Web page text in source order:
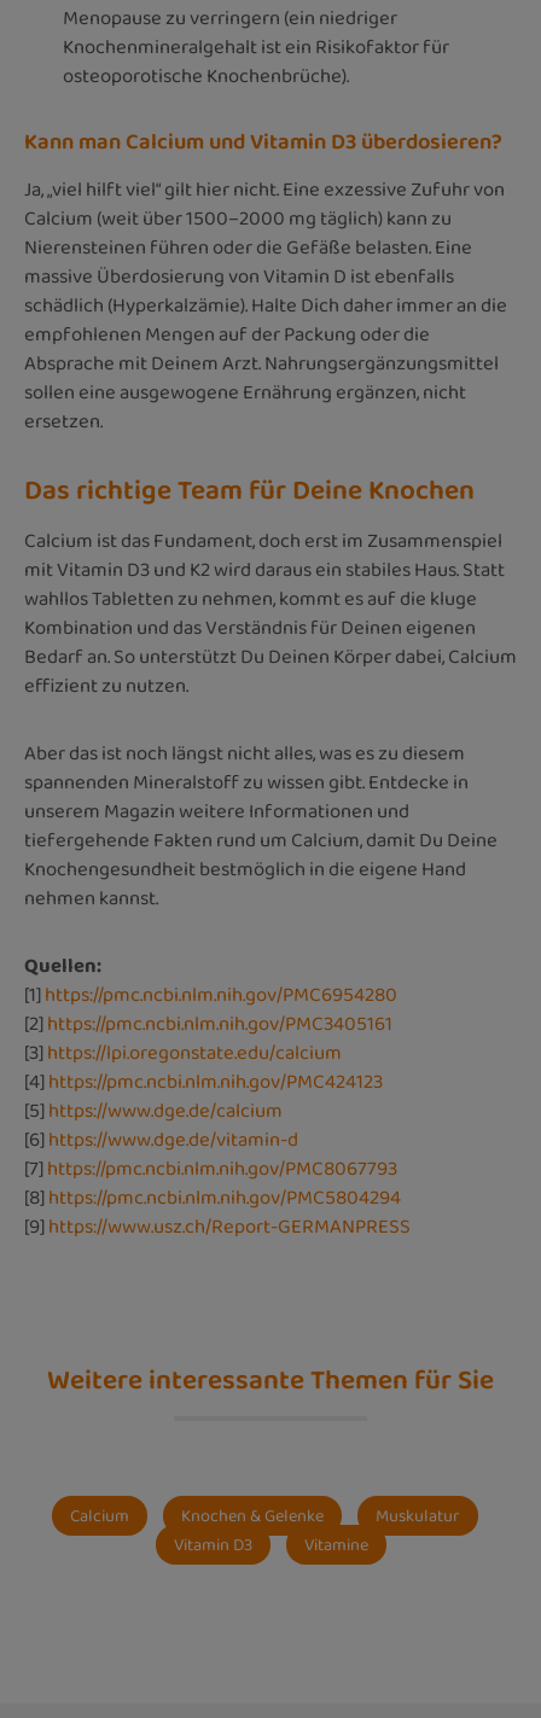
Menopause zu verringern (ein niedriger
Knochenmineralgehalt ist ein Risikofaktor für
osteoporotische Knochenbrüche).
Kann man Calcium und Vitamin D3 überdosieren?
Ja, „viel hilft viel“ gilt hier nicht. Eine exzessive Zufuhr von
Calcium (weit über 1500–2000 mg täglich) kann zu
Nierensteinen führen oder die Gefäße belasten. Eine
massive Überdosierung von Vitamin D ist ebenfalls
schädlich (Hyperkalzämie). Halte Dich daher immer an die
empfohlenen Mengen auf der Packung oder die
Absprache mit Deinem Arzt. Nahrungsergänzungsmittel
sollen eine ausgewogene Ernährung ergänzen, nicht
ersetzen.
Das richtige Team für Deine Knochen
Calcium ist das Fundament, doch erst im Zusammenspiel
mit Vitamin D3 und K2 wird daraus ein stabiles Haus. Statt
wahllos Tabletten zu nehmen, kommt es auf die kluge
Kombination und das Verständnis für Deinen eigenen
Bedarf an. So unterstützt Du Deinen Körper dabei, Calcium
effizient zu nutzen.
Aber das ist noch längst nicht alles, was es zu diesem
spannenden Mineralstoff zu wissen gibt. Entdecke in
unserem Magazin weitere Informationen und
tiefergehende Fakten rund um Calcium, damit Du Deine
Knochengesundheit bestmöglich in die eigene Hand
nehmen kannst.
Quellen:
[1]https://pmc.ncbi.nlm.nih.gov/PMC6954280
[2]https://pmc.ncbi.nlm.nih.gov/PMC3405161
[3]https://lpi.oregonstate.edu/calcium
[4]https://pmc.ncbi.nlm.nih.gov/PMC424123
[5]https://www.dge.de/calcium
[6]https://www.dge.de/vitamin-d
[7]https://pmc.ncbi.nlm.nih.gov/PMC8067793
[8]https://pmc.ncbi.nlm.nih.gov/PMC5804294
[9]https://www.usz.ch/Report-GERMANPRESS
Weitere interessante Themen für Sie
Calcium Knochen & Gelenke
Muskulatur
Vitamin D3
Vitamine